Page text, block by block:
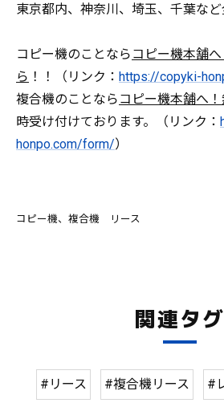
東京都内、神奈川、埼玉、千葉など
コピー機のことなら コピー機本舗
ら ！！（リンク： https://copyki-
複合機のことなら コピー機本舗へ
時受け付けております。（リンク：
honpo.com/form/）
コピー機、複合機 リース
関連タグ
#リース #複合機リース #